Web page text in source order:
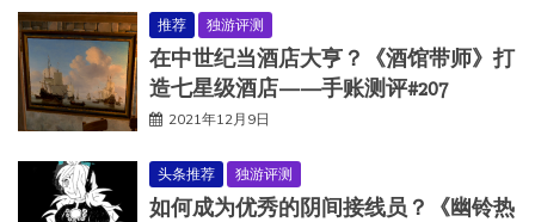
推荐 独游评测
在中世纪当酒店大亨？《酒馆带师》打
造七星级酒店——手账测评#207
2021年12月9日
头条推荐 独游评测
如何成为优秀的阴间接线员？《幽铃热